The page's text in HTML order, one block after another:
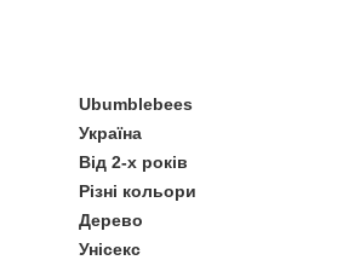
Ubumblebees
Україна
Від 2-х років
Різні кольори
Дерево
Унісекс